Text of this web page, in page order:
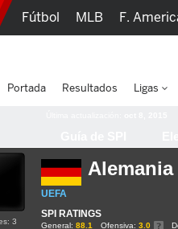
Alemania
UEFA
SPI RATINGS
General: 88.1 Ofensiva: 3.0
3
Fútbol MLB F.
Portada Resultados Ligas